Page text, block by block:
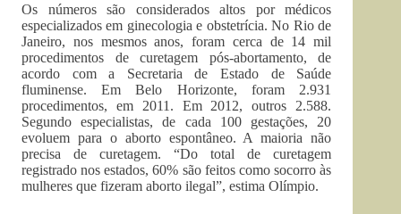
Os números são considerados altos por médicos
especializados em ginecologia e obstetrícia. No Rio de
Janeiro, nos mesmos anos, foram cerca de 14 mil
procedimentos de curetagem pós-abortamento, de
acordo com a Secretaria de Estado de Saúde
fluminense. Em Belo Horizonte, foram 2.931
procedimentos, em 2011. Em 2012, outros 2.588.
Segundo especialistas, de cada 100 gestações, 20
evoluem para o aborto espontâneo. A maioria não
precisa de curetagem. “Do total de curetagem
registrado nos estados, 60% são feitos como socorro às
mulheres que fizeram aborto ilegal”, estima Olímpio.